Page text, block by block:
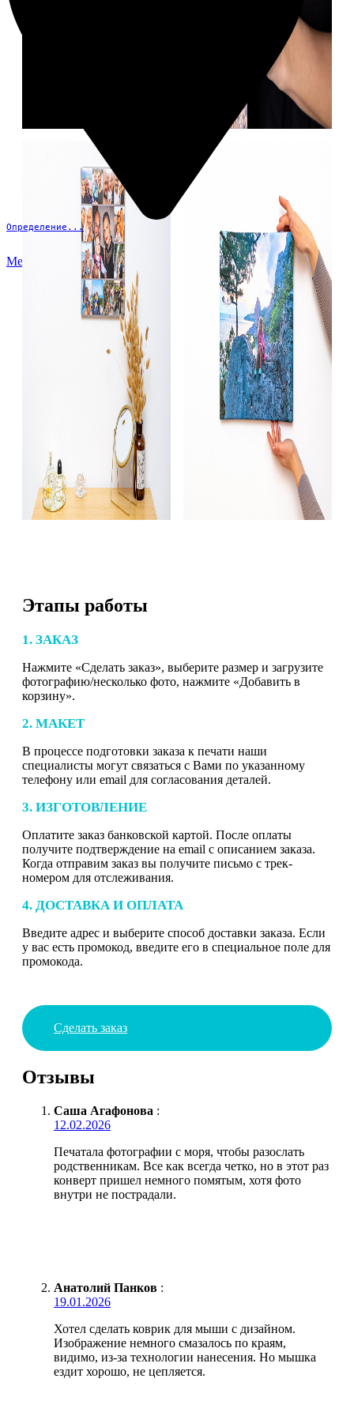
Определение...
Меню
Этапы работы
1. ЗАКАЗ
Нажмите «Сделать заказ», выберите размер и загрузите
фотографию/несколько фото, нажмите «Добавить в
корзину».
2. МАКЕТ
В процессе подготовки заказа к печати наши
специалисты могут связаться с Вами по указанному
телефону или email для согласования деталей.
3. ИЗГОТОВЛЕНИЕ
Оплатите заказ банковской картой. После оплаты
получите подтверждение на email с описанием заказа.
Когда отправим заказ вы получите письмо с трек-
номером для отслеживания.
4. ДОСТАВКА И ОПЛАТА
Введите адрес и выберите способ доставки заказа. Если
у вас есть промокод, введите его в специальное поле для
промокода.
Сделать заказ
Отзывы
Саша Агафонова :
12.02.2026
Печатала фотографии с моря, чтобы разослать
родственникам. Все как всегда четко, но в этот раз
конверт пришел немного помятым, хотя фото
внутри не пострадали.
Анатолий Панков :
19.01.2026
Хотел сделать коврик для мыши с дизайном.
Изображение немного смазалось по краям,
видимо, из-за технологии нанесения. Но мышка
ездит хорошо, не цепляется.